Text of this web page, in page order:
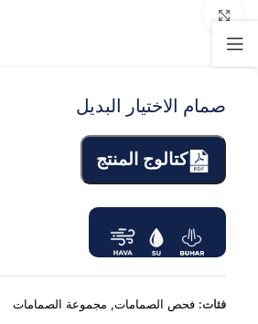
صمام الاختيار البديل
كتالوج المنتج
فئات: فحص الصمامات, مجموعة الصمامات